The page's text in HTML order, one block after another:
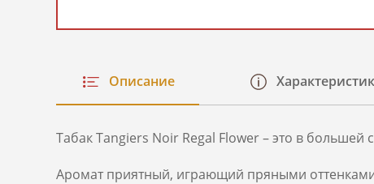
Описание
Табак Tangiers Noir Regal Flower – это в
Аромат приятный, играющий пряными